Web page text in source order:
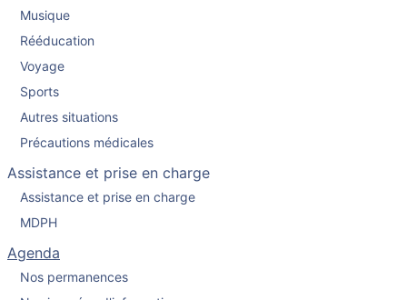
Musique
Rééducation
Voyage
Sports
Autres situations
Précautions médicales
Assistance et prise en charge
Assistance et prise en charge
MDPH
Agenda
Nos permanences